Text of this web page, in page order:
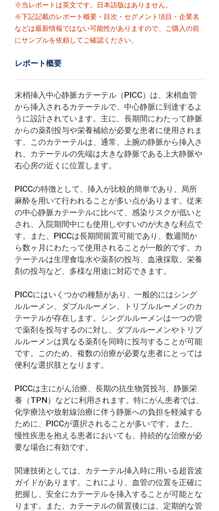
※当レポートは英文です。日本語版はありません。
※下記記載のレポート概要・目次・セグメント項目・企業名
などは最新情報ではない可能性がありますので、ご購入の前
にサンプルを依頼してご確認ください。
レポート概要
末梢挿入中心静脈カテーテル（PICC）は、末梢血管
から挿入されるカテーテルで、中心静脈に到達するよ
うに設計されています。主に、長期間にわたって静脈
からの薬剤投与や栄養補給が必要な患者に使用されま
す。このカテーテルは、通常、上腕の静脈から挿入さ
れ、カテーテルの先端は大きな静脈である上大静脈や
右心房の近くに位置します。
PICCの特徴として、挿入が比較的簡単であり、局所
麻酔を用いて行われることが多い点があります。従来
の中心静脈カテーテルに比べて、感染リスクが低いと
され、入院期間中にも使用しやすいのが大きな利点で
す。また、PICCは長期間留置可能であり、数週間か
ら数ヶ月にわたって使用されることが一般的です。カ
テーテルは生理食塩水や薬剤の投与、血液採取、栄養
剤の投与など、多様な用途に対応できます。
PICCにはいくつかの種類があり、一般的にはシング
ルルーメン、ダブルルーメン、トリプルルーメンのカ
テーテルが存在します。シングルルーメンは一つの管
で薬剤を投与するのに対し、ダブルルーメンやトリプ
ルルーメンは異なる薬剤を同時に投与することが可能
です。このため、複数の治療が必要な患者にとっては
便利な選択肢となります。
PICCは主にがん治療、長期の抗生物質投与、静脈栄
養（TPN）などに利用されます。特にがん患者では、
化学療法や放射線治療に伴う静脈への負担を軽減する
ために、PICCが選択されることが多いです。また、
慢性疾患を抱える患者においても、持続的な治療が必
要な場合に有効です。
関連技術としては、カテーテル挿入時に用いる超音波
ガイドがあります。これにより、血管の位置を正確に
把握し、安全にカテーテルを挿入することが可能とな
ります。また、カテーテルの留置後には、定期的な管